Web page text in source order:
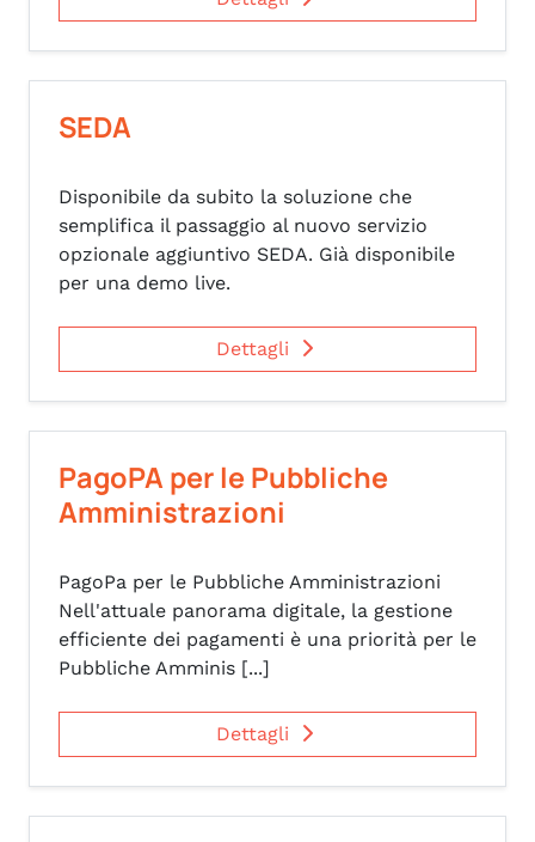
SEDA
Disponibile da subito la soluzione che
semplifica il passaggio al nuovo servizio
opzionale aggiuntivo SEDA. Già disponibile
per una demo live.
Dettagli
PagoPA per le Pubbliche
Amministrazioni
PagoPa per le Pubbliche Amministrazioni
Nell'attuale panorama digitale, la gestione
efficiente dei pagamenti è una priorità per le
Pubbliche Amminis [...]
Dettagli